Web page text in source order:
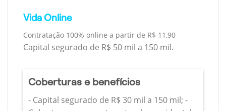
Vida Online
Contratação 100% online a partir de R$ 11,90
Capital segurado de R$ 50 mil a 150 mil.
Coberturas e benefícios
- Capital segurado de R$ 30 mil a 150 mil; -